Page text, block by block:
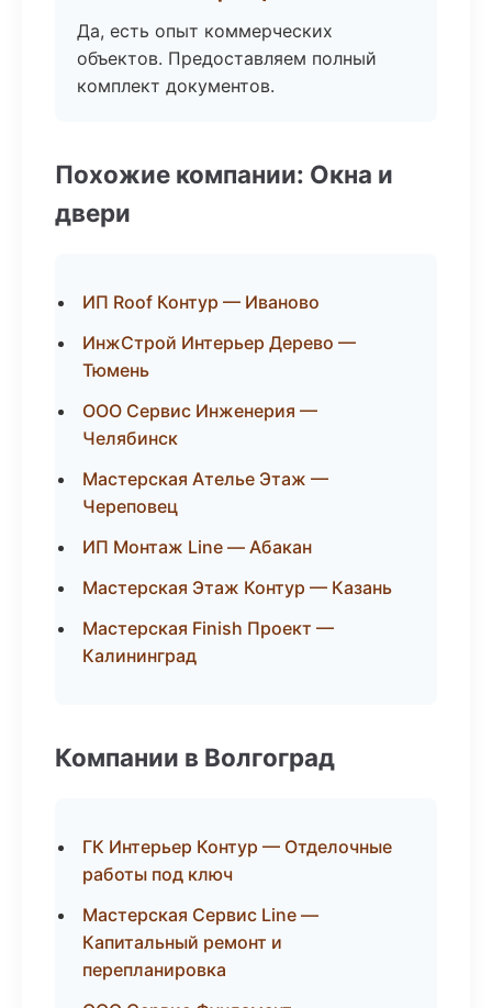
Да, есть опыт коммерческих
объектов. Предоставляем полный
комплект документов.
Похожие компании: Окна и
двери
ИП Roof Контур — Иваново
ИнжСтрой Интерьер Дерево —
Тюмень
ООО Сервис Инженерия —
Челябинск
Мастерская Ателье Этаж —
Череповец
ИП Монтаж Line — Абакан
Мастерская Этаж Контур — Казань
Мастерская Finish Проект —
Калининград
Компании в Волгоград
ГК Интерьер Контур — Отделочные
работы под ключ
Мастерская Сервис Line —
Капитальный ремонт и
перепланировка